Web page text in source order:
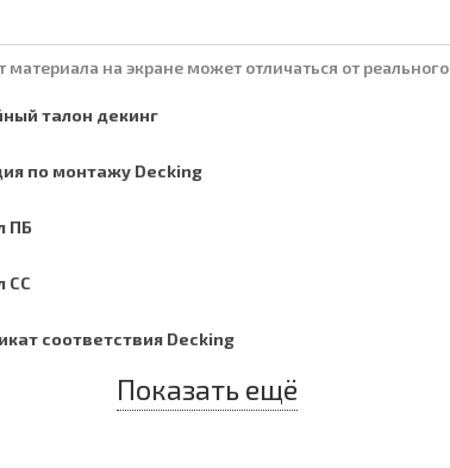
материала на экране может отличаться от реального
талон декинг
по монтажу Decking
ПБ
СС
соответствия Decking
Показать ещё